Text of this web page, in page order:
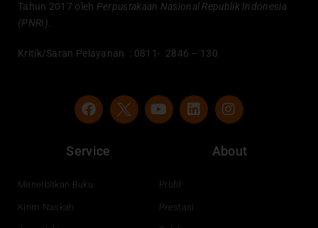
Tahun 2017 oleh Perpustakaan Nasional Republik Indonesia
(PNRI).
Kritik/Saran Pelayanan : 0811- 2846 – 130
F
a
e
b
o
Y
o
e
L
i
n
I
n
t
a
Service
Menerbitkan Buku
Kirim Naskah
About
Profil
Prestasi